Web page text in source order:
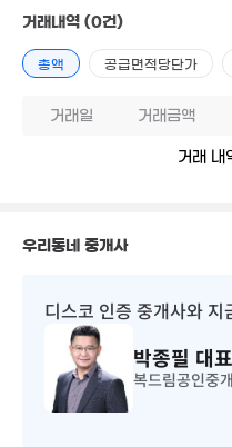
60m²
거래내역 (0건)
총액 공급면적당단가
거래일 거래금액
거래 내
우리동네 중개사
디스코 인증 중개사와 지
박종필 대표
복드림공인중